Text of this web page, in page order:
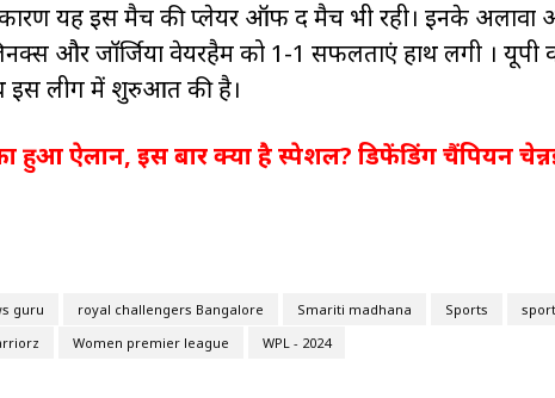
यह इस मैच की प्लेयर ऑफ द मैच भी रही। इनके अलावा
और जॉर्जिया वेयरहैम को 1-1 सफलताएं हाथ लगी । यूपी
इस लीग में शुरुआत की है।
ऐलान, इस बार क्या है स्पेशल? डिफेंडिंग चैंपियन
guru royal challengers Bangalore Smariti madhana Sports
Women premier league WPL - 2024